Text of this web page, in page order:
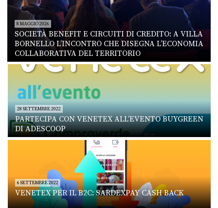
8 MAGGIO 2026
SOCIETÀ BENEFIT E CIRCUITI DI CREDITO: A VILLA
BORNELLO L’INCONTRO CHE DISEGNA L’ECONOMIA
COLLABORATIVA DEL TERRITORIO
28 SETTEMBRE 2022
PARTECIPA CON VENETEX ALL’EVENTO BUYGREEN
DI ADESCOOP
6 SETTEMBRE 2022
VENETEX PER IL B2C: SARDEXPAY CASH BACK